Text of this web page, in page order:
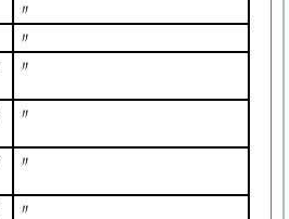
〃
〃
〃
〃
〃
〃